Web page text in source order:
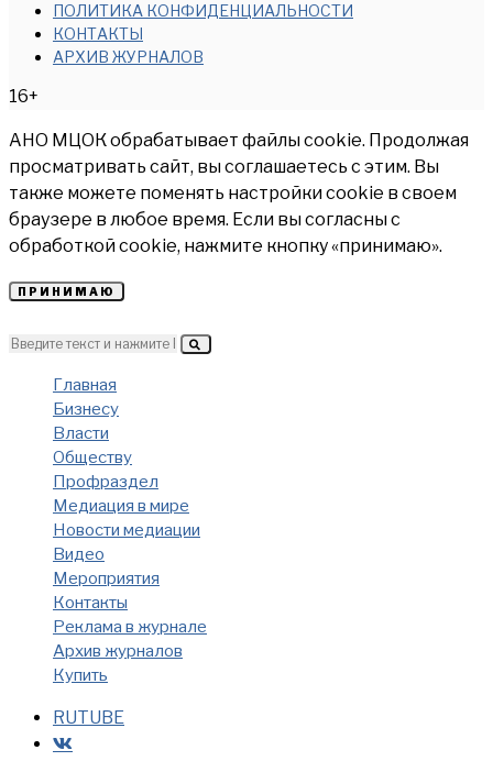
ПОЛИТИКА КОНФИДЕНЦИАЛЬНОСТИ
КОНТАКТЫ
АРХИВ ЖУРНАЛОВ
16+
АНО МЦОК обрабатывает файлы cookie. Продолжая
просматривать сайт, вы соглашаетесь с этим. Вы
также можете поменять настройки cookie в своем
браузере в любое время. Если вы согласны с
обработкой cookie, нажмите кнопку «принимаю».
ПРИНИМАЮ
Главная
Бизнесу
Власти
Обществу
Профраздел
Медиация в мире
Новости медиации
Видео
Мероприятия
Контакты
Реклама в журнале
Архив журналов
Купить
RUTUBE